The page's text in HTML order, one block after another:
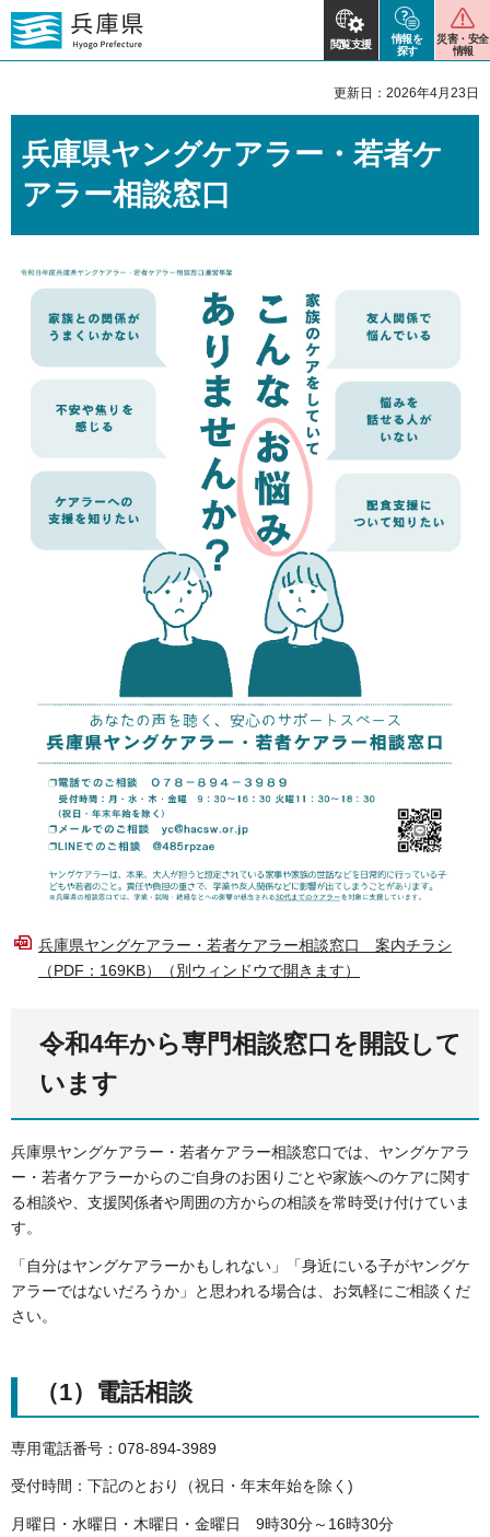
閲覧支援
情報を
探す
災害・安全
情報
更新日：2026年4月23日
兵庫県ヤングケアラー・若者ケ
アラー相談窓口
兵庫県ヤングケアラー・若者ケアラー相談窓口 案内チラシ
（PDF：169KB）（別ウィンドウで開きます）
令和4年から専門相談窓口を開設して
います
兵庫県ヤングケアラー・若者ケアラー相談窓口では、ヤングケアラ
ー・若者ケアラーからのご自身のお困りごとや家族へのケアに関す
る相談や、支援関係者や周囲の方からの相談を常時受け付けていま
す。
「自分はヤングケアラーかもしれない」「身近にいる子がヤングケ
アラーではないだろうか」と思われる場合は、お気軽にご相談くだ
さい。
（1）電話相談
専用電話番号：078-894-3989
受付時間：下記のとおり（祝日・年末年始を除く)
月曜日・水曜日・木曜日・金曜日 9時30分～16時30分